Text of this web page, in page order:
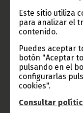
Este sitio utiliza
para analizar el
contenido.
Puedes aceptar
botón "Aceptar
pulsando en el
configurarlas
cookies".
Consultar
TVGE